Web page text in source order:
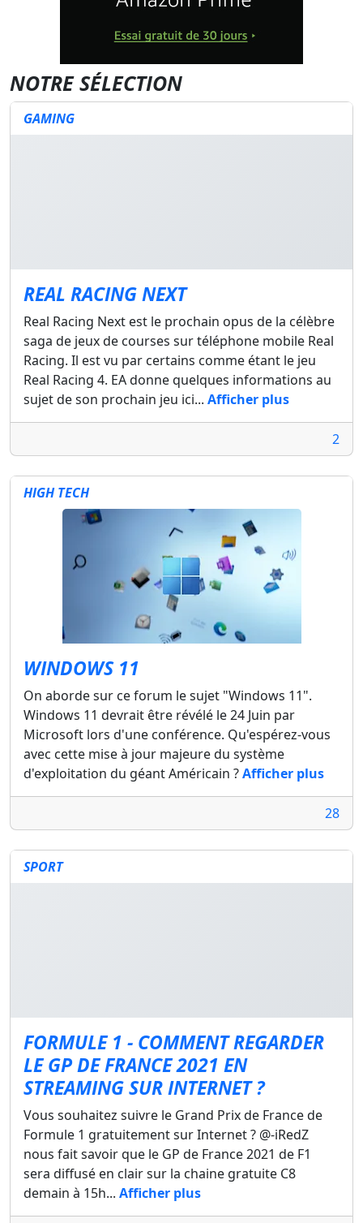
NOTRE SÉLECTION
GAMING
REAL RACING NEXT
Real Racing Next est le prochain opus de la célèbre
saga de jeux de courses sur téléphone mobile Real
Racing. Il est vu par certains comme étant le jeu
Real Racing 4. EA donne quelques informations au
sujet de son prochain jeu ici... Afficher plus
2
HIGH TECH
WINDOWS 11
On aborde sur ce forum le sujet "Windows 11".
Windows 11 devrait être révélé le 24 Juin par
Microsoft lors d'une conférence. Qu'espérez-vous
avec cette mise à jour majeure du système
d'exploitation du géant Américain ?Afficher plus
28
SPORT
FORMULE 1 - COMMENT REGARDER
LE GP DE FRANCE 2021 EN
STREAMING SUR INTERNET ?
Vous souhaitez suivre le Grand Prix de France de
Formule 1 gratuitement sur Internet ? @-iRedZ
nous fait savoir que le GP de France 2021 de F1
sera diffusé en clair sur la chaine gratuite C8
demain à 15h... Afficher plus